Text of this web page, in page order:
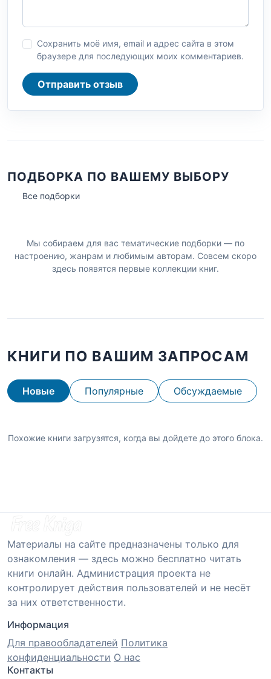
Сохранить моё имя, email и адрес сайта в этом
браузере для последующих моих комментариев.
Отправить отзыв
ПОДБОРКА ПО ВАШЕМУ ВЫБОРУ
Все подборки
Мы собираем для вас тематические подборки — по
настроению, жанрам и любимым авторам. Совсем скоро
здесь появятся первые коллекции книг.
КНИГИ ПО ВАШИМ ЗАПРОСАМ
Новые Популярные Обсуждаемые
Похожие книги загрузятся, когда вы дойдете до этого блока.
Материалы на сайте предназначены только для
ознакомления — здесь можно бесплатно читать
книги онлайн. Администрация проекта не
контролирует действия пользователей и не несёт
за них ответственности.
Информация
Для правообладателей Политика
конфиденциальности О нас
Контакты